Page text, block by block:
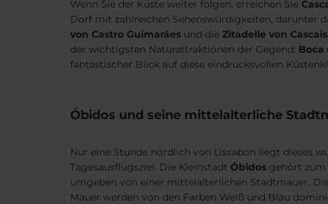
Wenn Sie der Küste weiter folgen, erreichen Sie
Dorf mit zahlreichen Sehenswürdigkeiten, darunter
von Castro Guimarães und die Zitadelle von Cascais
der wichtigsten Naturattraktionen der Gegend: Boca
fantastischer Blick auf diese eindrucksvollen
Óbidos und seine mittelalterliche
Nur eine Stunde nördlich von Lissabon liegt dieses
Tagesausflugsziel. Die Kleinstadt Óbidos gehört
umgeben von einer mittelalterlichen Stadtmauer.
Mauer werden von den Farben Weiß und Blau